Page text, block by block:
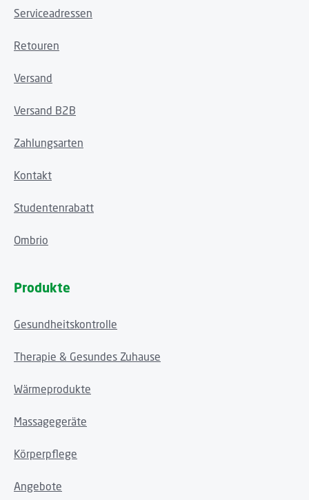
Serviceadressen
Retouren
Versand
Versand B2B
Zahlungsarten
Kontakt
Studentenrabatt
Ombrio
Produkte
Gesundheitskontrolle
Therapie & Gesundes Zuhause
Wärmeprodukte
Massagegeräte
Körperpflege
Angebote